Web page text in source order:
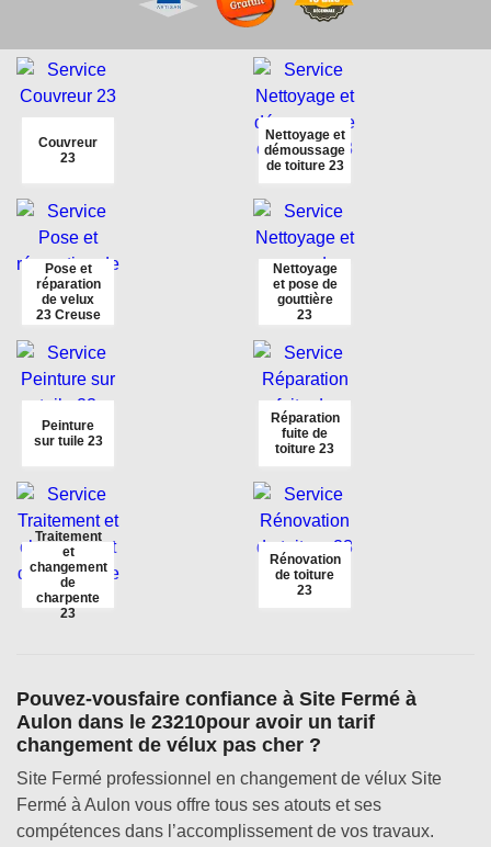
Couvreur
23
Nettoyage et
démoussage
de toiture 23
Pose et
réparation
de velux
23 Creuse
Nettoyage
et pose de
gouttière
23
Peinture
sur tuile 23
Réparation
fuite de
toiture 23
Traitement
et
changement
de
charpente
23
Rénovation
de toiture
23
Pouvez-vousfaire confiance à Site Fermé à
Aulon dans le 23210pour avoir un tarif
changement de vélux pas cher ?
Site Fermé professionnel en changement de vélux Site
Fermé à Aulon vous offre tous ses atouts et ses
compétences dans l’accomplissement de vos travaux.